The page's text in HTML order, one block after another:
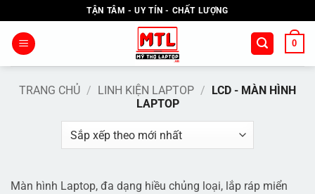
qua
nội
TẬN TÂM - UY TÍN - CHẤT LƯỢNG
0
TRANG CHỦ / LINH KIỆN LAPTOP / LCD - MÀN HÌNH
LAPTOP
Màn hình Laptop, đa dạng hiều chủng loại, lắp ráp miển